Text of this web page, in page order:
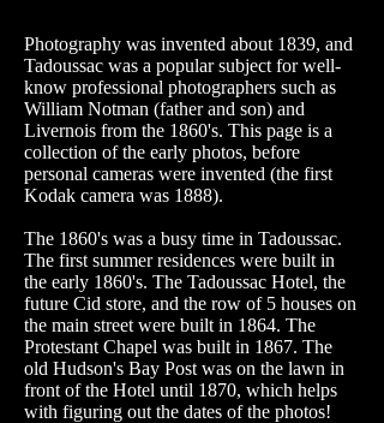
Photography was invented about 1839, and
Tadoussac was a popular subject for well-
know professional photographers such as
William Notman (father and son) and
Livernois from the 1860's. This page is a
collection of the early photos, before
personal cameras were invented (the first
Kodak camera was 1888).
The 1860's was a busy time in Tadoussac.
The first summer residences were built in
the early 1860's. The Tadoussac Hotel, the
future Cid store, and the row of 5 houses on
the main street were built in 1864. The
Protestant Chapel was built in 1867. The
old Hudson's Bay Post was on the lawn in
front of the Hotel until 1870, which helps
with figuring out the dates of the photos!